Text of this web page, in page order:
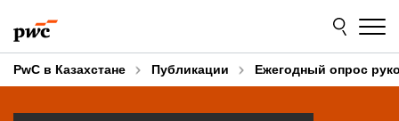
to
content
to
footer
PwC в Казахстане Публикации Ежегодный опрос